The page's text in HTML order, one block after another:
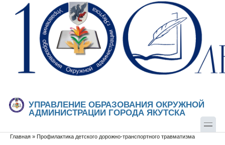
Перейти к основному содержанию
Skip to search
УПРАВЛЕНИЕ ОБРАЗОВАНИЯ ОКРУЖНОЙ
АДМИНИСТРАЦИИ ГОРОДА ЯКУТСКА
Вы здесь
Главная » Профилактика детского дорожно-транспортного травматизма